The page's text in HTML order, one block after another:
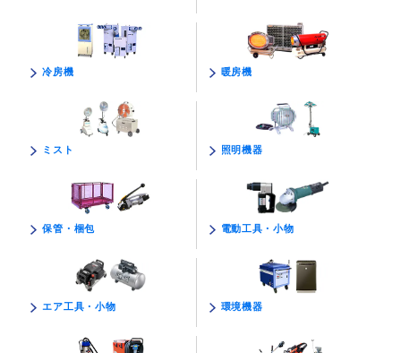
冷房機 暖房機
ミスト 照明機器
保管・梱包 電動工具・小物
エア工具・小物 環境機器